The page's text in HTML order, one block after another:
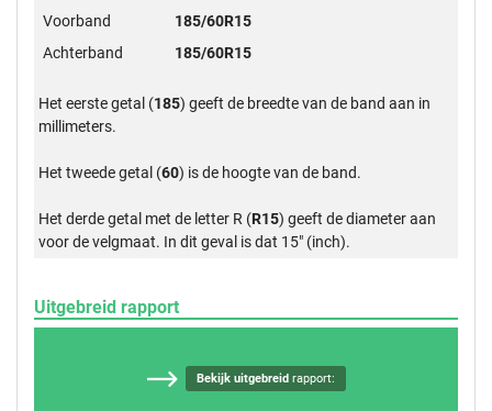
Voorband
185/60R15
Achterband
185/60R15
Het eerste getal (185) geeft de breedte van de band aan in
millimeters.
Het tweede getal (60) is de hoogte van de band.
Het derde getal met de letter R (R15) geeft de diameter aan
voor de velgmaat. In dit geval is dat 15" (inch).
Uitgebreid rapport
Bekijk uitgebreid rapport: